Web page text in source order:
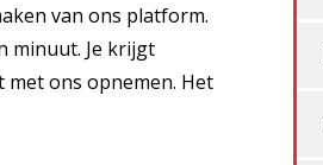
van ons platform.
minuut. Je krijgt
met ons opnemen. Het